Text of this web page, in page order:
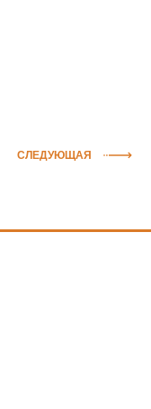
СЛЕДУЮЩАЯ